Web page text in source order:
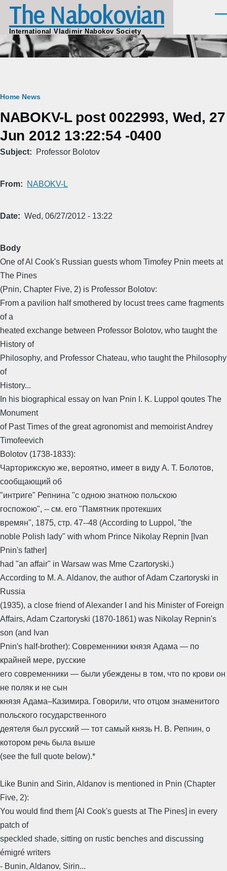
Skip to main content
The Nabokovian
International Vladimir Nabokov Society
Breadcrumb
Home News
NABOKV-L post 0022993, Wed, 27
Jun 2012 13:22:54 -0400
Subject Professor Bolotov
From NABOKV-L
Date Wed, 06/27/2012 - 13:22
Body
One of Al Cook's Russian guests whom Timofey Pnin meets at
The Pines
(Pnin, Chapter Five, 2) is Professor Bolotov:
From a pavilion half smothered by locust trees came fragments
of a
heated exchange between Professor Bolotov, who taught the
History of
Philosophy, and Professor Chateau, who taught the Philosophy
of
History...
In his biographical essay on Ivan Pnin I. K. Luppol qoutes The
Monument
of Past Times of the great agronomist and memoirist Andrey
Timofeevich
Bolotov (1738-1833):
Чарторижскую же, вероятно, имеет в виду А. Т. Болотов,
сообщающий об
"интриге" Репнина "с одною знатною польскою
госпожою", -- см. его "Памятник протекших
времян", 1875, стр. 47--48 (According to Luppol, "the
noble Polish lady" with whom Prince Nikolay Repnin [Ivan
Pnin's father]
had "an affair" in Warsaw was Mme Czartoryski.)
According to M. A. Aldanov, the author of Adam Czartoryski in
Russia
(1935), a close friend of Alexander I and his Minister of Foreign
Affairs, Adam Czartoryski (1870-1861) was Nikolay Repnin's
son (and Ivan
Pnin's half-brother): Современники князя Адама — по
крайней мере, русские
его современники — были убеждены в том, что по крови он
не поляк и не сын
князя Адама–Казимира. Говорили, что отцом знаменитого
польского государственного
деятеля был русский — тот самый князь Н. В. Репнин, о
котором речь была выше
(see the full quote below).*
Like Bunin and Sirin, Aldanov is mentioned in Pnin (Chapter
Five, 2):
You would find them [Al Cook's guests at The Pines] in every
patch of
speckled shade, sitting on rustic benches and discussing
émigré writers
- Bunin, Aldanov, Sirin...